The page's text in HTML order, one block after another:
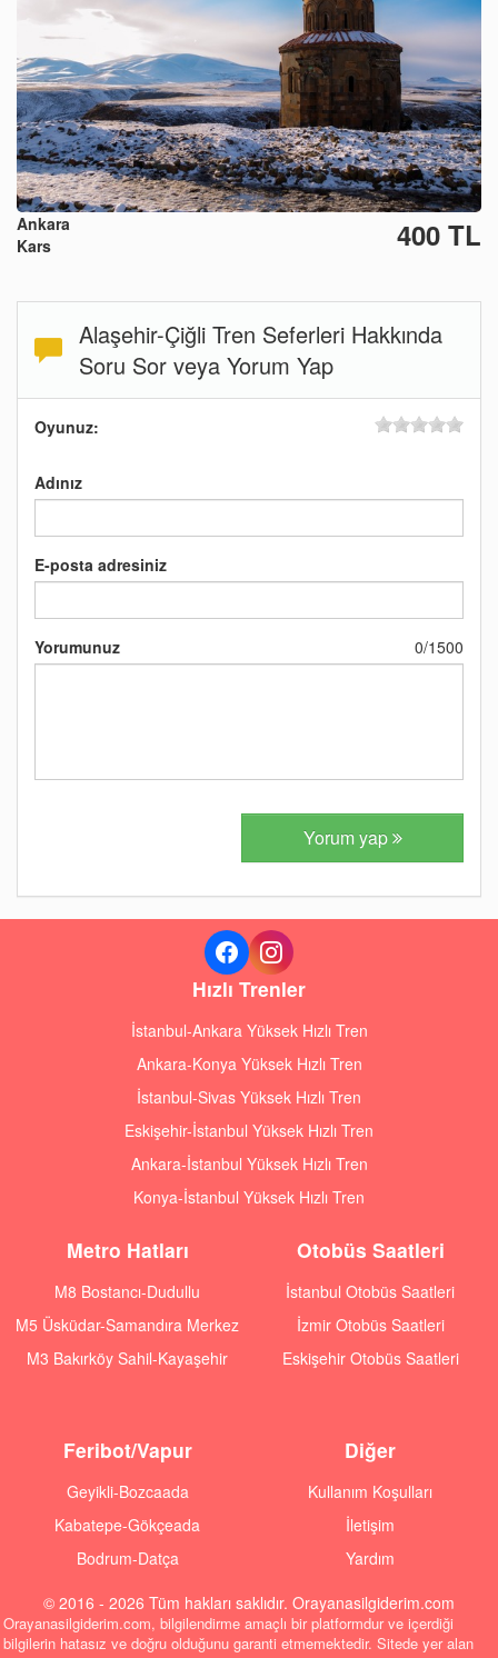
Ankara
Kars
400 TL
Alaşehir-Çiğli Tren Seferleri Hakkında
Soru Sor veya Yorum Yap
Oyunuz:
Adınız
E-posta adresiniz
Yorumunuz 0/1500
Yorum yap
Hızlı Trenler
İstanbul-Ankara Yüksek Hızlı Tren
Ankara-Konya Yüksek Hızlı Tren
İstanbul-Sivas Yüksek Hızlı Tren
Eskişehir-İstanbul Yüksek Hızlı Tren
Ankara-İstanbul Yüksek Hızlı Tren
Konya-İstanbul Yüksek Hızlı Tren
Metro Hatları
M8 Bostancı-Dudullu
M5 Üsküdar-Samandıra Merkez
M3 Bakırköy Sahil-Kayaşehir
Otobüs Saatleri
İstanbul Otobüs Saatleri
İzmir Otobüs Saatleri
Eskişehir Otobüs Saatleri
Feribot/Vapur
Geyikli-Bozcaada
Kabatepe-Gökçeada
Bodrum-Datça
Diğer
Kullanım Koşulları
İletişim
Yardım
© 2016 - 2026 Tüm hakları saklıdır. Orayanasilgiderim.com
Orayanasilgiderim.com, bilgilendirme amaçlı bir platformdur ve içerdiği
bilgilerin hatasız ve doğru olduğunu garanti etmemektedir. Sitede yer alan